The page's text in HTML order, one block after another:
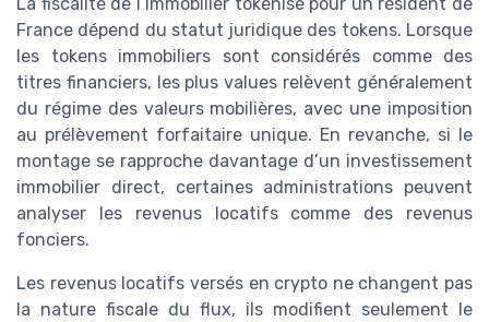
France dépend du statut juridique des tokens. Lorsque
les tokens immobiliers sont considérés comme des
titres financiers, les plus values relèvent généralement
du régime des valeurs mobilières, avec une imposition
au prélèvement forfaitaire unique. En revanche, si le
montage se rapproche davantage d’un investissement
immobilier direct, certaines administrations peuvent
analyser les revenus locatifs comme des revenus
fonciers.
Les revenus locatifs versés en crypto ne changent pas
la nature fiscale du flux, ils modifient seulement le